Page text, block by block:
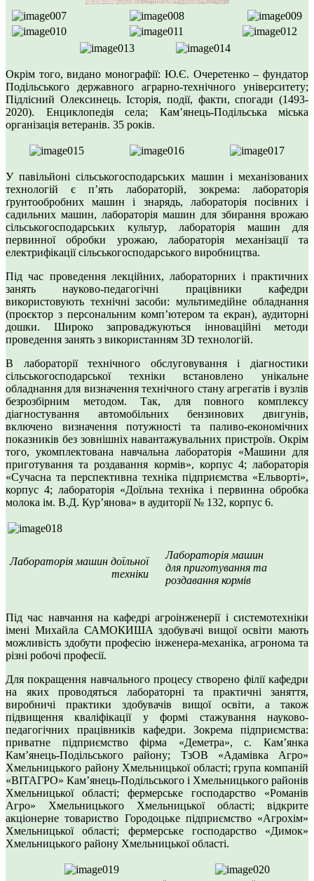
Окрім того, видано монографії: Ю.Є. Очеретенко – фундатор
Подільського державного аграрно-технічного університету;
Підлісний Олексинець. Історія, події, факти, спогади (1493-
2020). Енциклопедія села; Кам’янець-Подільська міська
організація ветеранів. 35 років.
У павільйоні сільськогосподарських машин і механізованих
технологій є п’ять лабораторій, зокрема: лабораторія
ґрунтообробних машин і знарядь, лабораторія посівних і
садильних машин, лабораторія машин для збирання врожаю
сільськогосподарських культур, лабораторія машин для
первинної обробки урожаю, лабораторія механізації та
електрифікації сільськогосподарського виробництва.
Під час проведення лекційних, лабораторних і практичних
занять науково-педагогічні працівники кафедри
використовують технічні засоби: мультимедійне обладнання
(проєктор з персональним комп’ютером та екран), аудиторні
дошки. Широко запроваджуються інноваційні методи
проведення занять з використанням 3D технологій.
В лабораторії технічного обслуговування і діагностики
сільськогосподарської техніки встановлено унікальне
обладнання для визначення технічного стану агрегатів і вузлів
безрозбірним методом. Так, для повного комплексу
діагностування автомобільних бензинових двигунів,
включено визначення потужності та паливо-економічних
показників без зовнішніх навантажувальних пристроїв. Окрім
того, укомплектована навчальна лабораторія «Машини для
приготування та роздавання кормів», корпус 4; лабораторія
«Сучасна та перспективна техніка підприємства «Ельворті»,
корпус 4; лабораторія «Доїльна техніка і первинна обробка
молока ім. В.Д. Курʼянова» в аудиторії № 132, корпус 6.
Лабораторія машин доїльної
техніки
Лабораторія машин
для приготування та
роздавання кормів
Під час навчання на кафедрі агроінженерії і системотехніки
імені Михайла САМОКИША здобувачі вищої освіти мають
можливість здобути професію інженера-механіка, агронома та
різні робочі професії.
Для покращення навчального процесу створено філії кафедри
на яких проводяться лабораторні та практичні заняття,
виробничі практики здобувачів вищої освіти, а також
підвищення кваліфікації у формі стажування науково-
педагогічних працівників кафедри. Зокрема підприємства:
приватне підприємство фірма «Деметра», с. Кам’янка
Камʼянець-Подільського району; ТзОВ «Адамівка Агро»
Хмельницького району Хмельницької області; група компаній
«ВІТАГРО» Камʼянець-Подільського і Хмельницького районів
Хмельницької області; фермерське господарство «Романів
Агро» Хмельницького Хмельницької області; відкрите
акціонерне товариство Городоцьке підприємство «Агрохім»
Хмельницької області; фермерське господарство «Димок»
Хмельницького району Хмельницької області.